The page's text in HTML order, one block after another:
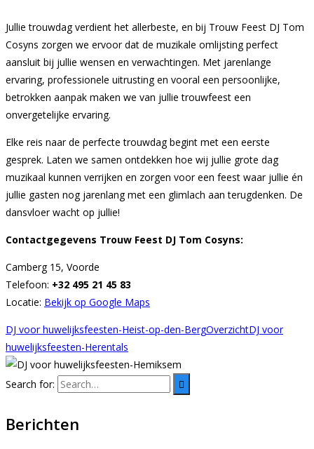
Jullie trouwdag verdient het allerbeste, en bij Trouw Feest DJ Tom
Cosyns zorgen we ervoor dat de muzikale omlijsting perfect
aansluit bij jullie wensen en verwachtingen. Met jarenlange
ervaring, professionele uitrusting en vooral een persoonlijke,
betrokken aanpak maken we van jullie trouwfeest een
onvergetelijke ervaring.
Elke reis naar de perfecte trouwdag begint met een eerste
gesprek. Laten we samen ontdekken hoe wij jullie grote dag
muzikaal kunnen verrijken en zorgen voor een feest waar jullie én
jullie gasten nog jarenlang met een glimlach aan terugdenken. De
dansvloer wacht op jullie!
Contactgegevens Trouw Feest DJ Tom Cosyns:
Camberg 15, Voorde
Telefoon: +32 495 21 45 83
Locatie: Bekijk op Google Maps
DJ voor huwelijksfeesten-Heist-op-den-BergOverzichtDJ voor
huwelijksfeesten-Herentals
Search for:
Berichten